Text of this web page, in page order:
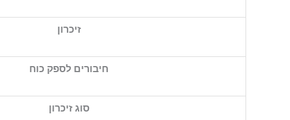
זיכרון
חיבורים לספק כוח
סוג זיכרון